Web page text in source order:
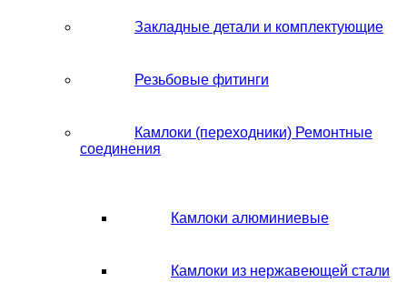
Закладные детали и комплектующие
Резьбовые фитинги
Камлоки (переходники) Ремонтные
соединения
Камлоки алюминиевые
Камлоки из нержавеющей стали